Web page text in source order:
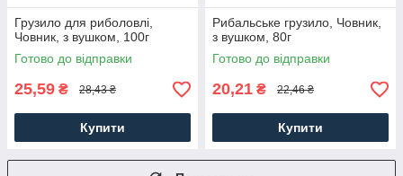
Грузило для риболовлі,
Човник, з вушком, 100г
Готово до відправки
25,59 ₴ 28,43 ₴
Купити
Рибальське грузило, Човник,
з вушком, 80г
Готово до відправки
20,21 ₴ 22,46 ₴
Купити